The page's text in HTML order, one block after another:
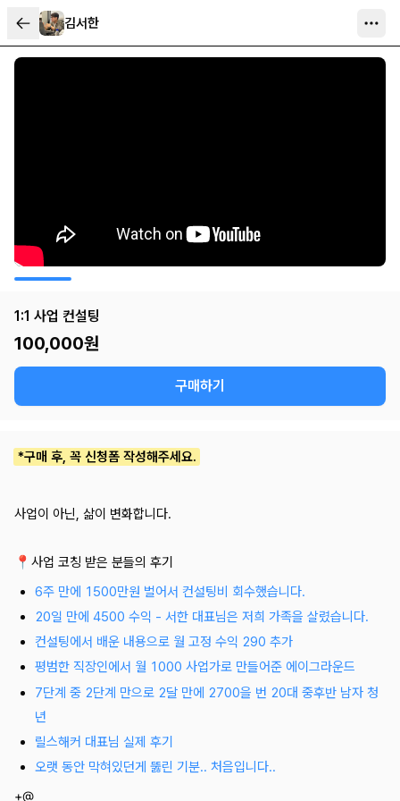
김서한
1:1 사업 컨설팅
100,000원
구매하기
*구매 후, 꼭 신청폼 작성해주세요.
사업이 아닌, 삶이 변화합니다.
📍사업 코칭 받은 분들의 후기
6주 만에 1500만원 벌어서 컨설팅비 회수했습니다.
20일 만에 4500 수익 - 서한 대표님은 저희 가족을 살렸습니다.
컨설팅에서 배운 내용으로 월 고정 수익 290 추가
평범한 직장인에서 월 1000 사업가로 만들어준 에이그라운드
7단계 중 2단계 만으로 2달 만에 2700을 번 20대 중후반 남자 청
년
릴스해커 대표님 실제 후기
오랫 동안 막혀있던게 뚫린 기분.. 처음입니다..
+@